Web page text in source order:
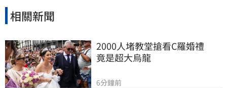
相關新聞
2000人堵教堂搶看C羅婚禮
竟是超大烏龍
6分鐘前